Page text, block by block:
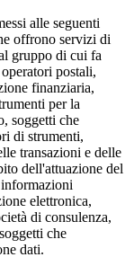
alle seguenti
offrono servizi di
gruppo di cui fa
postali,
finanziaria,
per la
soggetti che
di strumenti,
transazioni e delle
dell'attuazione del
elettronica,
di consulenza,
che
dati.